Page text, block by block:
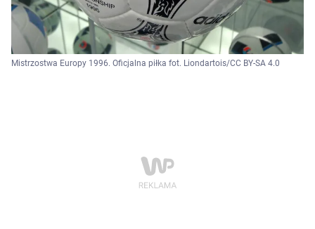
Mistrzostwa Europy 1996. Oficjalna piłka fot. Liondartois/CC BY-SA 4.0